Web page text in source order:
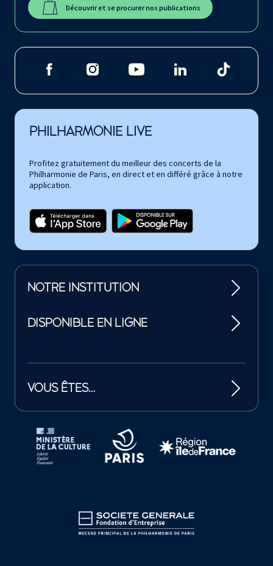
Découvrir et se procurer nos publications
PHILHARMONIE LIVE
Profitez gratuitement du meilleur des concerts de la
Philharmonie de Paris, en direct et en différé grâce à notre
application.
NOTRE INSTITUTION
DISPONIBLE EN LIGNE
VOUS ÊTES…
Tutelles et mécènes de la Philharmonie de Paris